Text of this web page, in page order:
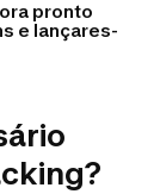
pronto
e lançares-